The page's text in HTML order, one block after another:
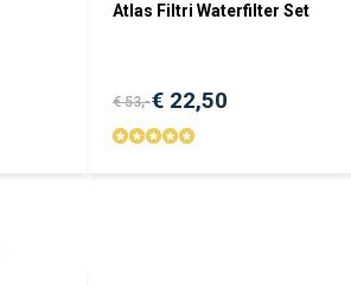
Atlas Filtri Waterfilter Set
€ 53,-€ 22,50